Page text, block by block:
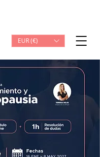
EUR (€)